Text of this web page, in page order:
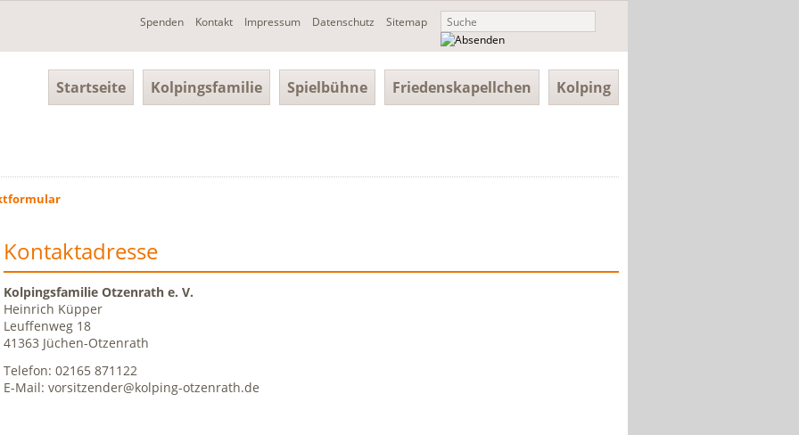
Navigation
Spenden Kontakt Impressum Datenschutz Sitemap
Navigation
überspringen
Startseite Kolpingsfamilie Spielbühne Friedenskapellchen Kolping
Kontaktadresse
Kolpingsfamilie Otzenrath e. V.
Heinrich Küpper
Leuffenweg 18
41363 Jüchen-Otzenrath
Telefon: 02165 871122
E-Mail: vorsitzender@kolping-otzenrath.de